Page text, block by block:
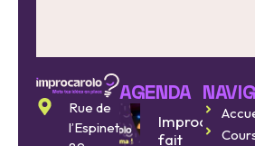
Rue de
l’Espinette
AGENDA
Improcarolo
fait